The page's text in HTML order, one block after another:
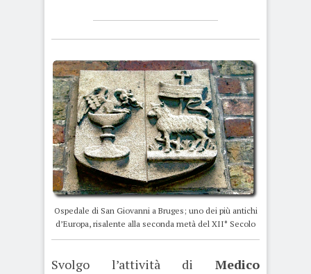
Ospedale di San Giovanni a Bruges; uno dei più antichi
d’Europa, risalente alla seconda metà del XII° Secolo
Svolgo l’attività di Medico